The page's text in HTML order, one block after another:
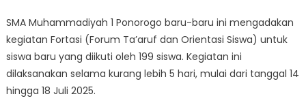
SMA Muhammadiyah 1 Ponorogo baru-baru ini mengadakan
kegiatan Fortasi (Forum Ta’aruf dan Orientasi Siswa) untuk
siswa baru yang diikuti oleh 199 siswa. Kegiatan ini
dilaksanakan selama kurang lebih 5 hari, mulai dari tanggal 14
hingga 18 Juli 2025.